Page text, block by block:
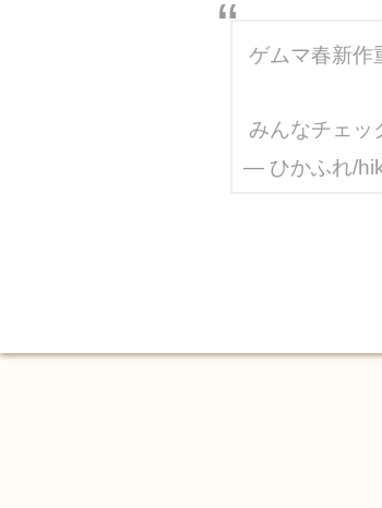
ゲムマ春新作
みんなチェッ
— ひかふれ/